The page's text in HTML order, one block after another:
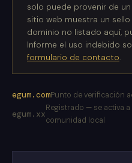
solo puede provenir de
sitio web muestra un sello
dominio no listado aquí,
Informe el uso indebido
formulario de contacto.
egum.comPunto de verificación
egum.xx
Registrado — se activa
comunidad local